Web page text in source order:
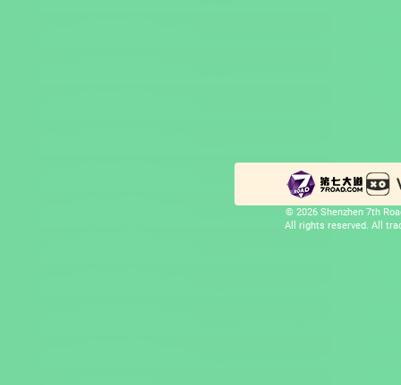
© 2026 Shenzhen 7th
All rights reserved. All